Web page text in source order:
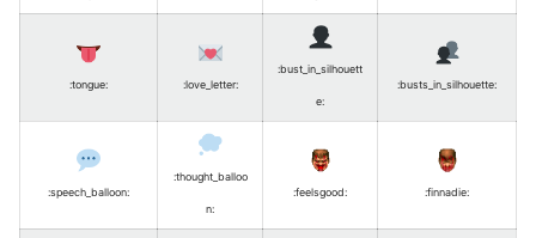
:tongue: :love_letter:
:bust_in_silhouett
e:
:busts_in_silhouette:
:speech_balloon:
:thought_balloo
n:
:feelsgood: :finnadie: